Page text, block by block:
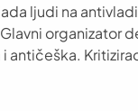
ljudi na
organizator
antičeška.